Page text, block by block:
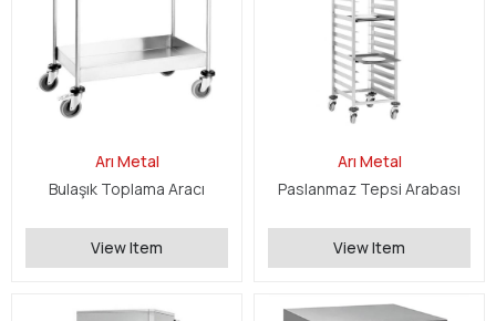
Arı Metal
Bulaşık Toplama Aracı
View Item
Arı Metal
Paslanmaz Tepsi Arabası
View Item